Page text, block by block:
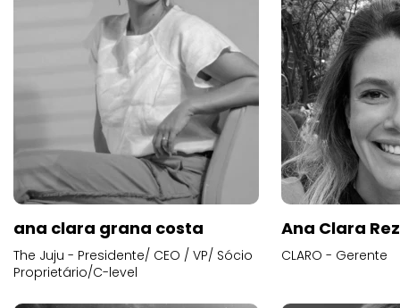
ana clara grana costa
The Juju - Presidente/ CEO / VP/ Sócio
Proprietário/C-level
Ana Clara
CLARO - Gerente